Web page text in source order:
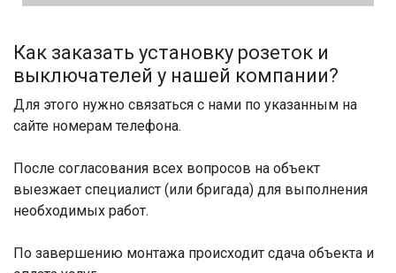
Как заказать установку розеток и
выключателей у нашей компании?
Для этого нужно связаться с нами по указанным на
сайте номерам телефона.
После согласования всех вопросов на объект
выезжает специалист (или бригада) для выполнения
необходимых работ.
По завершению монтажа происходит сдача объекта и